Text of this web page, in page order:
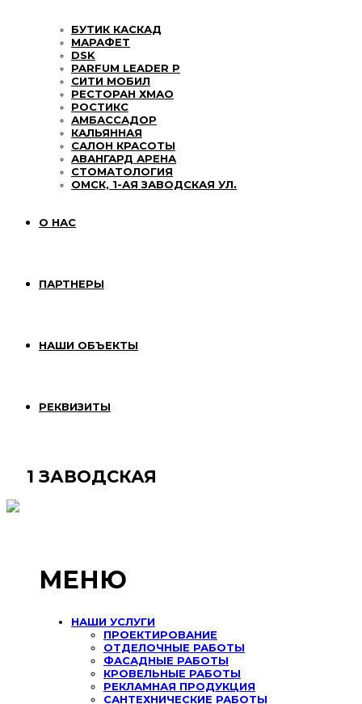
БУТИК КАСКАД
МАРАФЕТ
DSK
PARFUM LEADER P
СИТИ МОБИЛ
РЕСТОРАН ХМАО
РОСТИКС
АМБАССАДОР
КАЛЬЯННАЯ
САЛОН КРАСОТЫ
АВАНГАРД АРЕНА
СТОМАТОЛОГИЯ
ОМСК, 1-АЯ ЗАВОДСКАЯ УЛ.
О НАС
ПАРТНЕРЫ
НАШИ ОБЪЕКТЫ
РЕКВИЗИТЫ
1 ЗАВОДСКАЯ
МЕНЮ
НАШИ УСЛУГИ
ПРОЕКТИРОВАНИЕ
ОТДЕЛОЧНЫЕ РАБОТЫ
ФАСАДНЫЕ РАБОТЫ
КРОВЕЛЬНЫЕ РАБОТЫ
РЕКЛАМНАЯ ПРОДУКЦИЯ
САНТЕХНИЧЕСКИЕ РАБОТЫ